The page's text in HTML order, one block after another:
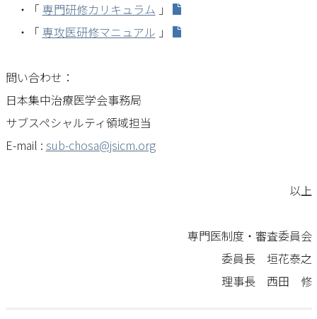
・「 専門研修カリキュラム 」
・「 専攻医研修マニュアル 」
問い合わせ：
日本集中治療医学会事務局
サブスペシャルティ領域担当
E-mail : sub-chosa@jsicm.org
以上
専門医制度・審査委員会
委員長 垣花泰之
理事長 西田 修